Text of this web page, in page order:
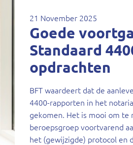
21 November 2025
Goede
Standaard
opdrachten
BFT waardeert dat de
4400-rapporten in het
gekomen. Het is mooi om te
beroepsgroep voortvarend
het (gewijzigde) protocol en